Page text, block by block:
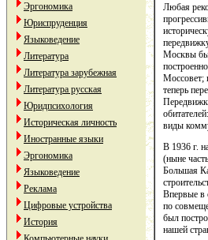
Эргономика
Юриспруденция
Языковедение
Литература
Литература зарубежная
Литература русская
Юридпсихология
Историческая личность
Иностранные языки
Эргономика
Языковедение
Реклама
Цифровые устройства
История
Любая
Москвы
Моссовет;
теперь
виды
В 1936 г.
(ныне
Большая
Впервые в
по
был
нашей